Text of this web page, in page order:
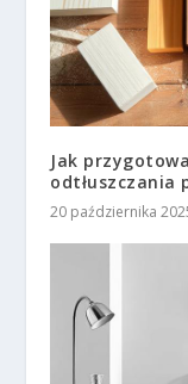
Jak
odtłuszczania
20 października